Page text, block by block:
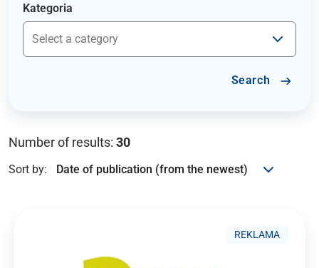
Kategoria
Search
Number of results: 30
Sort by:
REKLAMA